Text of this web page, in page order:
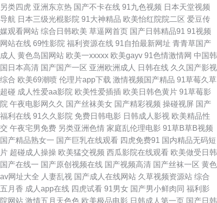
三级在线 听听深爱激情网 午夜福利姬 亚洲成人综合网址 91视频官网 草草激
情网 成人午夜性剧场 福利视频欧美 久久视av 欧美成网 日本人操日本人 丝袜
美腿足交 五月花导航 91免费观看视频 99热都是精品 东京热成人在线 国产欧
美日韩日逼 久久午夜无码视频 欧美一二三 日本天堂一区 日韩中文在线观看
午夜成人直播 伊人久操综合在线 91蜜桃日韩 97色色资源网 www性另类 国
产欧美性交 精品国产乱码久久 欧美成人99密芽 人妻精品久久 天天毛片 综合
熟女午夜精品 91性愛 操逼123首页 国产AV产 中文字幕三级伦理 wwwav大
全 成人影片大香蕉 五月天色社区 香蕉自拍网 熟女久草 亚洲色色五月天 超碰
另类四虎 亚洲东京热 国产不卡在线 91九色视频 日本天堂视频
导航 日本三级光棍影院 91大神精品 欧美怡红院院二区 爱豆传
媒观看网站 综合日韩欧美 草逼网首页 国产日韩精品91 91视频
网站在线 69性影院 福利资源在线 91自拍最新网址 青青草国产
成人 黄色岛国网站 欧美一xxxxx 欧美gayv 91色情激情网 中国韩
国日本高清 国产国产一区 亚洲欧洲成人 日韩在线 久久国产影视
综合 欧美69潮喷 伦理片app下载 激情视频国产精品 91草莓久草
超碰 成人性爱aa影院 欧美性爱插插 欧美日韩色黄片 91草莓影
院 午夜电影网久久 国产丝袜美女 国产精彩视频 操碰视屏 国产
福利在线 91久久影院 免费日韩电影 日韩成人影视 欧美精品性
交 午夜宅男免费 另类亚洲色情 家庭乱伦理电影 91草B草B视频
国产精品熟女一 国产巨乳在线观看 四虎免费91 国内精品无码短
片 超碰成人操操 欧美猛交视频 西瓜影院在线观看 欧美做受日韩
国产在线一 国产原创视频在线 国产视频高清 国产丝袜一区 黄色
av网址大全 人妻乱视 国产成人在线网站 久草视频资源站 综合
五月香 成人app在线 四虎试看 91男女 国产男小鲜肉同 福利影
院网站 激情五月天色色 欧美极品电影 日韩成人第一页 国产日韩